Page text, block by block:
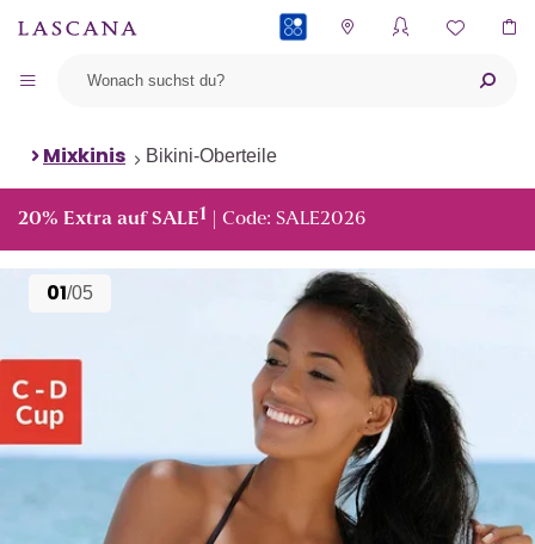
Mixkinis Bikini-Oberteile
20% Extra auf SALE1 | Code: SALE2026
01/05